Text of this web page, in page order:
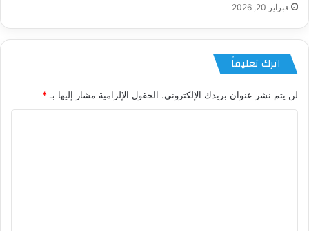
فبراير 20, 2026
اترك تعليقاً
لن يتم نشر عنوان بريدك الإلكتروني. الحقول الإلزامية مشار إليها بـ *